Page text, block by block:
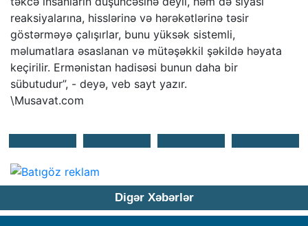
reaksiyalarına, hisslərinə və hərəkətlərinə təsir
göstərməyə çalışırlar, bunu yüksək sistemli,
məlumatlara əsaslanan və mütəşəkkil şəkildə həyata
keçirilir. Ermənistan hadisəsi bunun daha bir
sübutudur”, - deyə, veb sayt yazır.
\Musavat.com
Digər Xəbərlər